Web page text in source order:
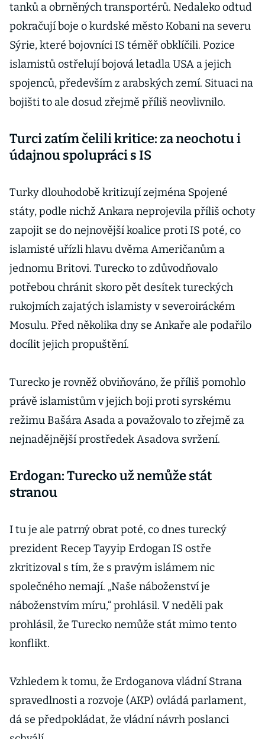
tanků a obrněných transportérů. Nedaleko odtud
pokračují boje o kurdské město Kobani na severu
Sýrie, které bojovníci IS téměř obklíčili. Pozice
islamistů ostřelují bojová letadla USA a jejich
spojenců, především z arabských zemí. Situaci na
bojišti to ale dosud zřejmě příliš neovlivnilo.
Turci zatím čelili kritice: za neochotu i
údajnou spolupráci s IS
Turky dlouhodobě kritizují zejména Spojené
státy, podle nichž Ankara neprojevila příliš ochoty
zapojit se do nejnovější koalice proti IS poté, co
islamisté uřízli hlavu dvěma Američanům a
jednomu Britovi. Turecko to zdůvodňovalo
potřebou chránit skoro pět desítek tureckých
rukojmích zajatých islamisty v severoiráckém
Mosulu. Před několika dny se Ankaře ale podařilo
docílit jejich propuštění.
Turecko je rovněž obviňováno, že příliš pomohlo
právě islamistům v jejich boji proti syrskému
režimu Bašára Asada a považovalo to zřejmě za
nejnadějnější prostředek Asadova svržení.
Erdogan: Turecko už nemůže stát
stranou
I tu je ale patrný obrat poté, co dnes turecký
prezident Recep Tayyip Erdogan IS ostře
zkritizoval s tím, že s pravým islámem nic
společného nemají. „Naše náboženství je
náboženstvím míru,“ prohlásil. V neděli pak
prohlásil, že Turecko nemůže stát mimo tento
konflikt.
Vzhledem k tomu, že Erdoganova vládní Strana
spravedlnosti a rozvoje (AKP) ovládá parlament,
dá se předpokládat, že vládní návrh poslanci